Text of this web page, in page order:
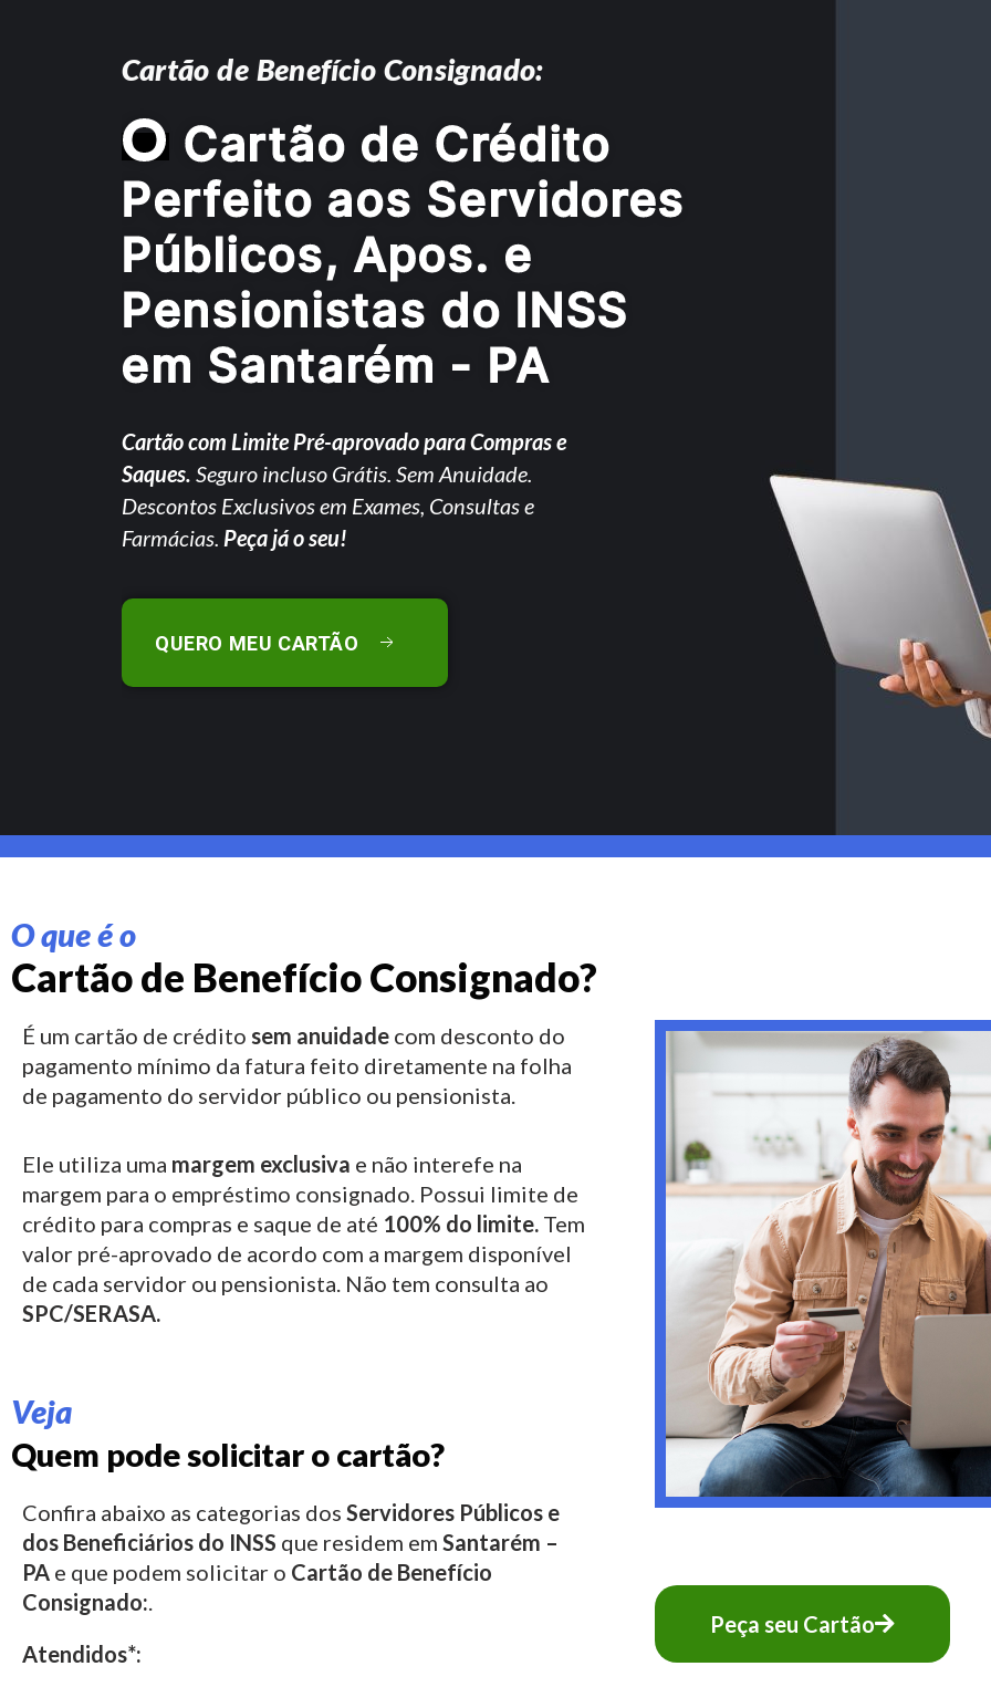
Cartão de Benefício Consignado:
O Cartão de Crédito
Perfeito aos Servidores
Públicos, Apos. e
Pensionistas do INSS
em Santarém - PA
Cartão com Limite Pré-aprovado para Compras e
Saques. Seguro incluso Grátis. Sem Anuidade.
Descontos Exclusivos em Exames, Consultas e
Farmácias. Peça já o seu!
QUERO MEU CARTÃO
O que é o
Cartão de Benefício Consignado?
É um cartão de crédito sem anuidade com desconto do
pagamento mínimo da fatura feito diretamente na folha
de pagamento do servidor público ou pensionista.
Ele utiliza uma margem exclusiva e não interefe na
margem para o empréstimo consignado. Possui limite de
crédito para compras e saque de até 100% do limite. Tem
valor pré-aprovado de acordo com a margem disponível
de cada servidor ou pensionista. Não tem consulta ao
SPC/SERASA.
Veja
Quem pode solicitar o cartão?
Confira abaixo as categorias dos Servidores Públicos e
dos Beneficiários do INSS que residem em Santarém –
PA e que podem solicitar o Cartão de Benefício
Consignado:.
Atendidos*:
Peça seu Cartão